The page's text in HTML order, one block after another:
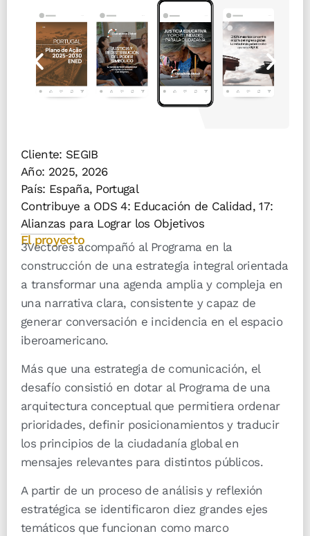
Cliente: SEGIB
Año: 2025, 2026
País: España, Portugal
Contribuye a ODS 4: Educación de Calidad, 17:
Alianzas para Lograr los Objetivos
El proyecto
3Vectores acompañó al Programa en la
construcción de una estrategia integral orientada
a transformar una agenda amplia y compleja en
una narrativa clara, consistente y capaz de
generar conversación e incidencia en el espacio
iberoamericano.
Más que una estrategia de comunicación, el
desafío consistió en dotar al Programa de una
arquitectura conceptual que permitiera ordenar
prioridades, definir posicionamientos y traducir
los principios de la ciudadanía global en
mensajes relevantes para distintos públicos.
A partir de un proceso de análisis y reflexión
estratégica se identificaron diez grandes ejes
temáticos que funcionan como marco